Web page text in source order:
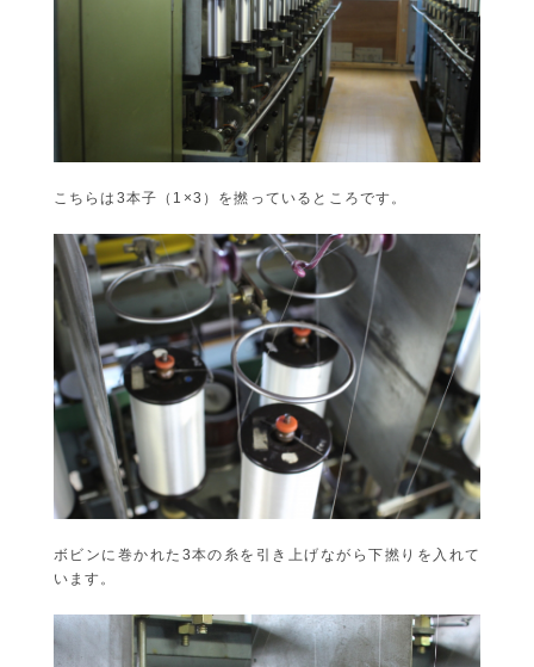
こちらは3本子（1×3）を撚っているところです。
ボビンに巻かれた3本の糸を引き上げながら下撚りを入れて
います。